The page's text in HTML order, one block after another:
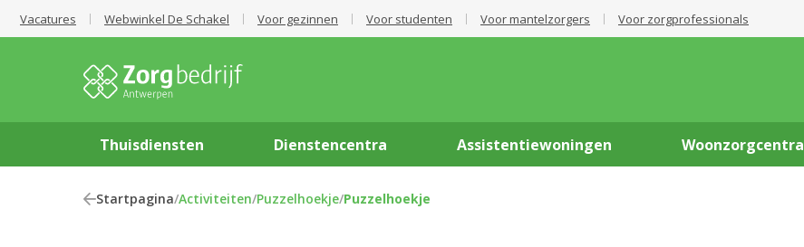
Vacatures Webwinkel De Schakel Voor gezinnen Voor studenten Voor mantelzorgers Voor zorgprofessionals
Thuisdiensten Dienstencentra Assistentiewoningen Woonzorgcentra
Startpagina/Activiteiten/Puzzelhoekje/Puzzelhoekje